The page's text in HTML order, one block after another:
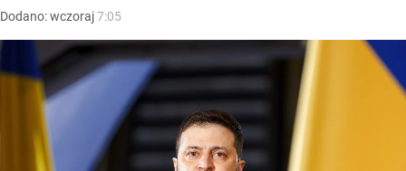
Dodano:wczoraj7:05